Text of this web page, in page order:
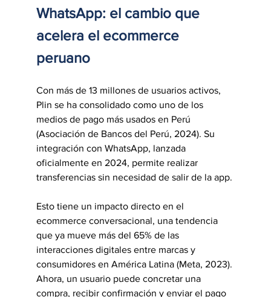
WhatsApp: el cambio que
acelera el ecommerce
peruano
Con más de 13 millones de usuarios activos,
Plin se ha consolidado como uno de los
medios de pago más usados en Perú
(Asociación de Bancos del Perú, 2024). Su
integración con WhatsApp, lanzada
oficialmente en 2024, permite realizar
transferencias sin necesidad de salir de la app.
Esto tiene un impacto directo en el
ecommerce conversacional, una tendencia
que ya mueve más del 65% de las
interacciones digitales entre marcas y
consumidores en América Latina (Meta, 2023).
Ahora, un usuario puede concretar una
compra, recibir confirmación y enviar el pago